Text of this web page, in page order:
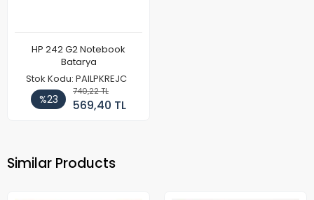
HP 242 G2 Notebook
Batarya
Stok Kodu: PAILPKREJC
%23
740,22 TL
569,40 TL
Similar Products